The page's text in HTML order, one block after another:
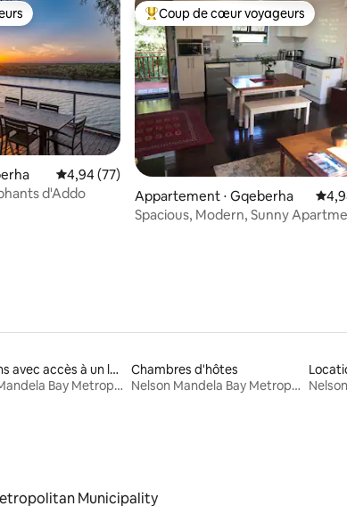
de 8 commentaires : 5 sur 5
Évaluation moyenne sur la base de 77
4,94 (77)
d'Addo
Coups de cœur voyageurs les
Coup de cœur voyageurs
Appartement ⋅ Gqeberha
Spacious, Modern, Sunny
Locations avec accès à un lac
Nelson Mandela Bay Metropolitan Municipality
Chambres d'hôtes
Nelson Mandela Bay Metropolitan Municipality
Municipality